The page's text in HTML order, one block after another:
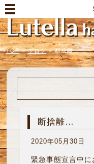
TOP > ブログ > 断捨離…
断捨離…
2020年05月30日
緊急事態宣言中